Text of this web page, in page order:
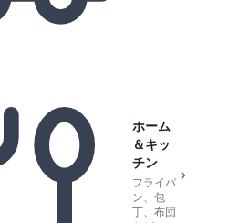
ホーム
＆キッ
チン
フライパ
ン、包
丁、布団